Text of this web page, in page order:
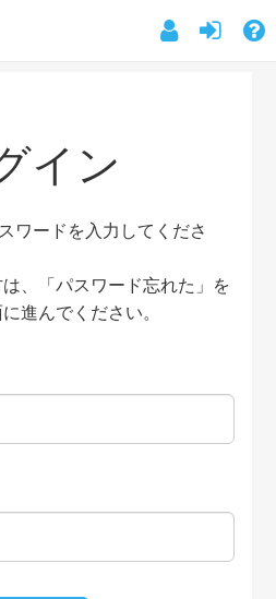
イン
ワードを入力してくださ
、「パスワード忘れた」を
進んでください。